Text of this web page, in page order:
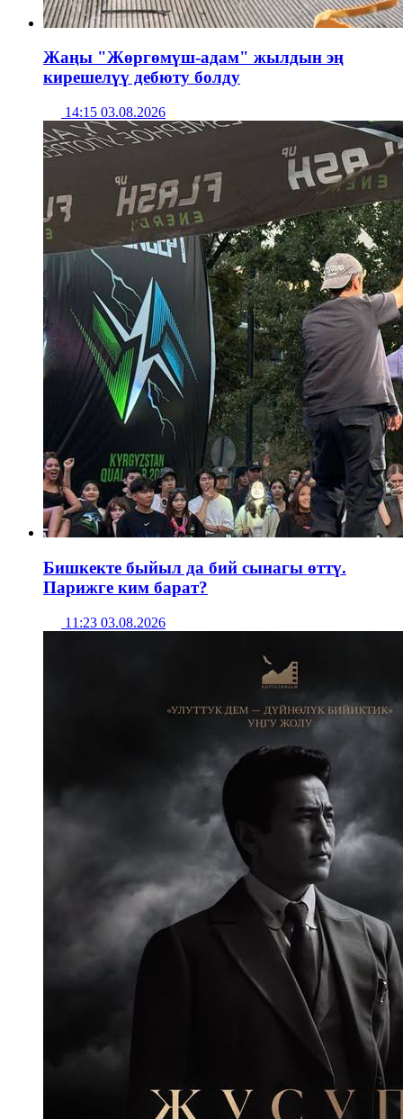
Жаңы "Жөргөмүш-адам" жылдын эң
кирешелүү дебюту болду
14:15 03.08.2026
Бишкекте быйыл да бий сынагы өттү.
Парижге ким барат?
11:23 03.08.2026